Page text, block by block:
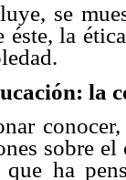
se
la
la
sobre
ha